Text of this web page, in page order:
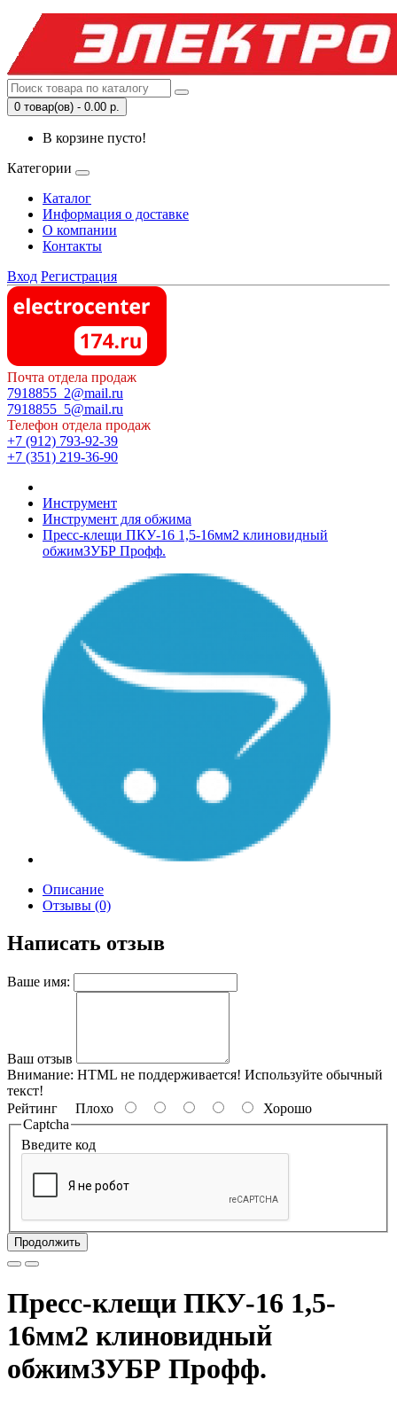
0 товар(ов) - 0.00 р.
В корзине пусто!
Категории
Каталог
Информация о доставке
О компании
Контакты
Вход Регистрация
Почта отдела продаж
7918855_2@mail.ru
7918855_5@mail.ru
Телефон отдела продаж
+7 (912) 793-92-39
+7 (351) 219-36-90
Инструмент
Инструмент для обжима
Пресс-клещи ПКУ-16 1,5-16мм2 клиновидный
обжимЗУБР Профф.
Описание
Отзывы (0)
Написать отзыв
Ваше имя:
Ваш отзыв
Внимание: HTML не поддерживается! Используйте обычный
текст!
Рейтинг Плохо
Хорошо
Captcha
Введите код
Продолжить
Пресс-клещи ПКУ-16 1,5-
16мм2 клиновидный
обжимЗУБР Профф.